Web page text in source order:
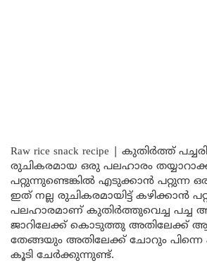
Raw rice snack recipe | കുതിർത്ത്
രുചികരമായ ഒരു പലഹാരം
പറ്റുന്നുണ്ടെങ്കിൽ എടുക്കാൻ പറ്റുന്ന
ഇത് നല്ല രുചികരമായിട്ട് കഴിക്കാൻ
പലഹാരമാണ് കുതിർത്തുവെച്ച പച്ച
ജാറിലേക്ക് കൊടുത്തു അതിലേക്ക്
തേങ്ങയും അതിലേക്ക് ചോറും
കൂടി ചേർക്കുന്നുണ്ട്.